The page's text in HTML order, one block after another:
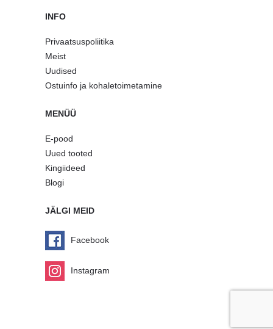
INFO
Privaatsuspoliitika
Meist
Uudised
Ostuinfo ja kohaletoimetamine
MENÜÜ
E-pood
Uued tooted
Kingiideed
Blogi
JÄLGI MEID
Facebook
Instagram